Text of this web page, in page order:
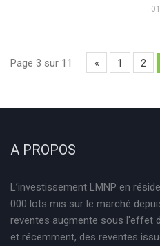
Page 3 sur 11 « 1 2
A PROPOS
L’investissement LMNP en
000 lots mis sur le marché
reventes augmente sous l'effet
et récemment, des reventes